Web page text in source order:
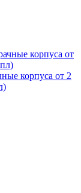
корпуса от 2